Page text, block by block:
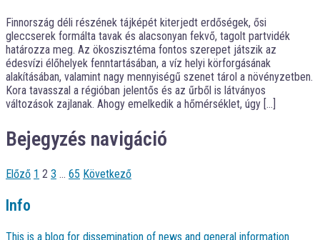
Finnország déli részének tájképét kiterjedt erdőségek, ősi
gleccserek formálta tavak és alacsonyan fekvő, tagolt partvidék
határozza meg. Az ökoszisztéma fontos szerepet játszik az
édesvízi élőhelyek fenntartásában, a víz helyi körforgásának
alakításában, valamint nagy mennyiségű szenet tárol a növényzetben.
Kora tavasszal a régióban jelentős és az űrből is látványos
változások zajlanak. Ahogy emelkedik a hőmérséklet, úgy […]
Bejegyzés navigáció
Előző 1 2 3 … 65 Következő
Info
This is a blog for dissemination of news and general information